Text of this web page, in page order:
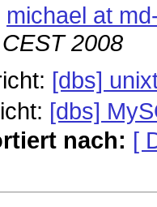
michael at
2008
[dbs]
[dbs]
nach: [